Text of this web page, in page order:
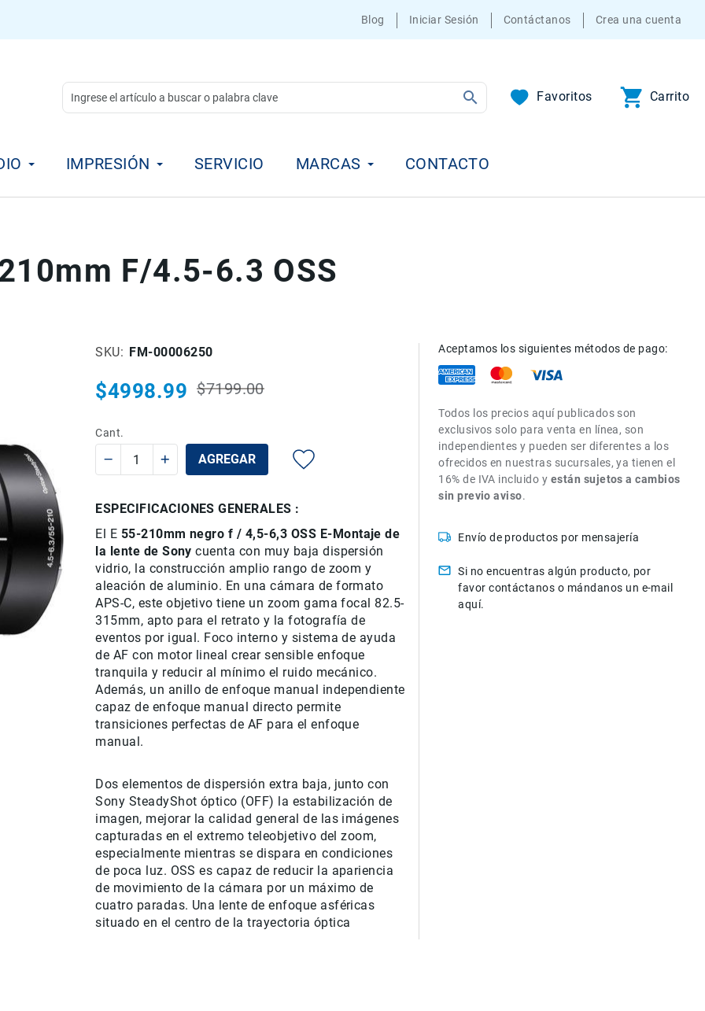
Blog Iniciar Sesión Contáctanos Crea una cuenta
Favoritos Carrito
IMPRESIÓN SERVICIO MARCAS CONTACTO
F/4.5-6.3 OSS
SKU FM-00006250
Cant.
AGREGAR
Precio
$7199.00
Precio
$4998.99
ESPECIFICACIONES GENERALES :
El E 55-210mm negro f / 4,5-6,3 OSS E-Montaje de
la lente de Sonycuenta con muy baja dispersión
vidrio, la construcción amplio rango de zoom y
aleación de aluminio. En una cámara de formato
APS-C, este objetivotiene un zoom gama focal 82.5-
315mm, apto para el retrato y la fotografía de
eventos por igual. Foco interno y sistema de ayuda
de AF con motor lineal crear sensible enfoque
tranquila y reducir al mínimo el ruido mecánico.
Además, un anillo de enfoque manual independiente
capaz de enfoque manual directo permite
transiciones perfectas de AF para el enfoque
manual.
Dos elementos de dispersión extra baja, junto con
Sony SteadyShot óptico (OFF) la estabilización de
imagen, mejorar la calidad general de las imágenes
capturadas en el extremo teleobjetivo del zoom,
especialmente mientrasse dispara en condiciones
de poca luz. OSS es capaz de reducir la apariencia
de movimiento de la cámara por un máximo de
cuatro paradas. Una lente de enfoque asféricas
situado en el centro de la trayectoria óptica
Aceptamos los siguientes métodos de pago:
Todos los precios aquí publicados son
exclusivos solo para venta en línea, son
independientes y pueden ser diferentes a los
ofrecidos en nuestras sucursales, ya tienen el
16% de IVA incluido y están sujetos a cambios
sin previo aviso.
Envío de productos por mensajería
Si no encuentras algún producto, por
favor contáctanos o mándanos un e-mail
aquí.